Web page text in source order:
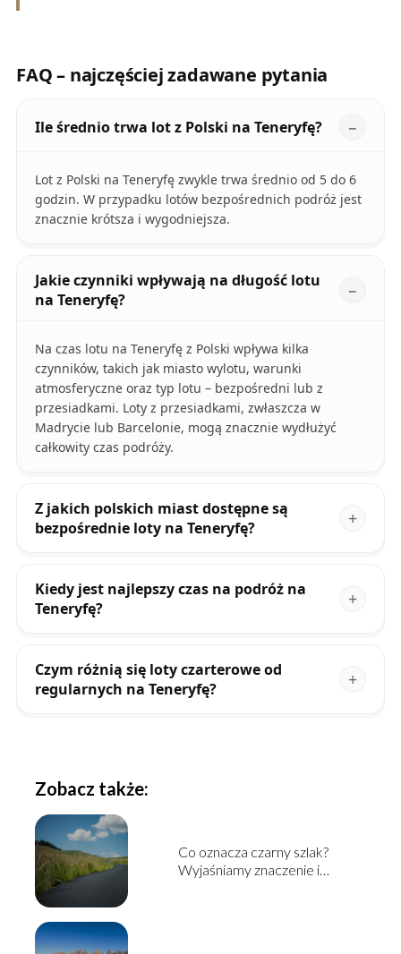
FAQ – najczęściej zadawane pytania
Ile średnio trwa lot z Polski na Teneryfę?
Lot z Polski na Teneryfę zwykle trwa średnio od 5 do 6
godzin. W przypadku lotów bezpośrednich podróż jest
znacznie krótsza i wygodniejsza.
Jakie czynniki wpływają na długość lotu
na Teneryfę?
Na czas lotu na Teneryfę z Polski wpływa kilka
czynników, takich jak miasto wylotu, warunki
atmosferyczne oraz typ lotu – bezpośredni lub z
przesiadkami. Loty z przesiadkami, zwłaszcza w
Madrycie lub Barcelonie, mogą znacznie wydłużyć
całkowity czas podróży.
Z jakich polskich miast dostępne są
bezpośrednie loty na Teneryfę?
Kiedy jest najlepszy czas na podróż na
Teneryfę?
Czym różnią się loty czarterowe od
regularnych na Teneryfę?
Zobacz także:
Co oznacza czarny szlak?
Wyjaśniamy znaczenie i